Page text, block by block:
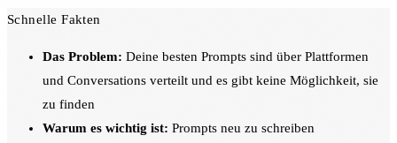
Schnelle Fakten
Das Problem: Deine besten Prompts sind über Plattformen
und Conversations verteilt und es gibt keine Möglichkeit, sie
zu finden
Warum es wichtig ist: Prompts neu zu schreiben